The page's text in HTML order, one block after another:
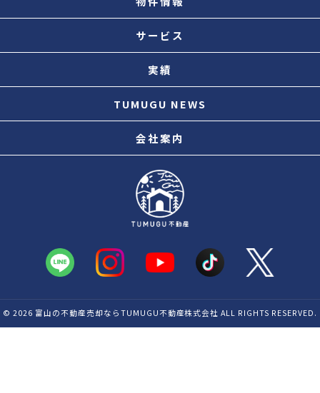
売買物件はこちら
サービス
退去立会代行サービス
実績
売買実績
TUMUGU NEWS
お役立ち情報
会社案内
ごあいさつ
© 2026 富山の不動産売却ならTUMUGU不動産株式会社ALL RIGHTS RESERVED.